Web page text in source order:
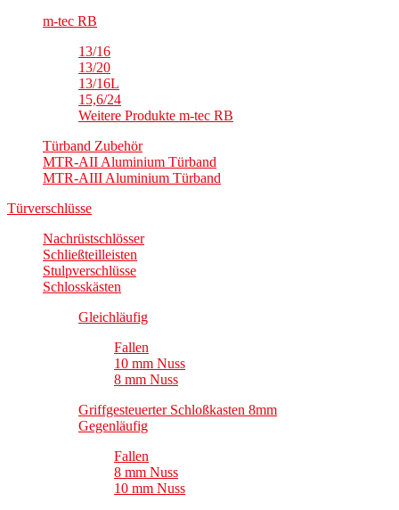
m-tec RB
13/16
13/20
13/16L
15,6/24
Weitere Produkte m-tec RB
Türband Zubehör
MTR-AII Aluminium Türband
MTR-AIII Aluminium Türband
Türverschlüsse
Nachrüstschlösser
Schließteilleisten
Stulpverschlüsse
Schlosskästen
Gleichläufig
Fallen
10 mm Nuss
8 mm Nuss
Griffgesteuerter Schloßkasten 8mm
Gegenläufig
Fallen
8 mm Nuss
10 mm Nuss